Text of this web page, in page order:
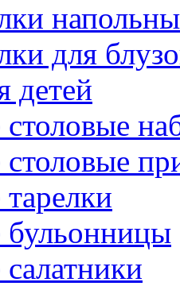
для
детей
столовые
столовые
бульонницы